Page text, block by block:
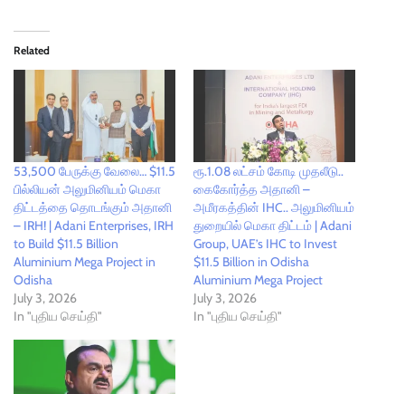
Related
53,500 பேருக்கு வேலை… $11.5
பில்லியன் அலுமினியம் மெகா
திட்டத்தை தொடங்கும் அதானி
– IRH! | Adani Enterprises, IRH
to Build $11.5 Billion
Aluminium Mega Project in
Odisha
July 3, 2026
In "புதிய செய்தி"
ரூ.1.08 லட்சம் கோடி முதலீடு..
கைகோர்த்த அதானி –
அமீரகத்தின் IHC.. அலுமினியம்
துறையில் மெகா திட்டம் | Adani
Group, UAE’s IHC to Invest
$11.5 Billion in Odisha
Aluminium Mega Project
July 3, 2026
In "புதிய செய்தி"